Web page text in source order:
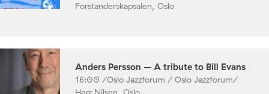
Forstanderskapsalen, Oslo
Anders Persson – A tribute to Bill Evans
16:00 /Oslo Jazzforum / Oslo Jazzforum/